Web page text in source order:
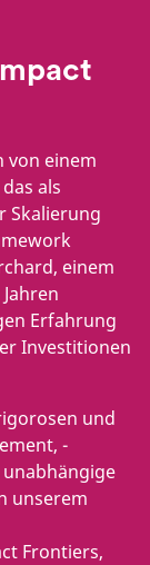
von einem
als
Skalierung
einem
Erfahrung
Investitionen
und
-
unserem
Frontiers,